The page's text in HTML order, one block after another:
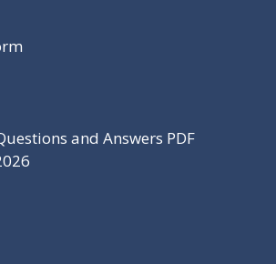
and Answers PDF